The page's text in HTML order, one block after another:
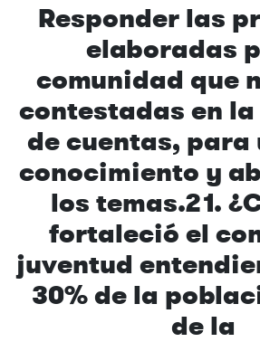
Responder las
elaboradas
comunidad que
contestadas en
de cuentas, para
conocimiento y
los temas.21.
fortaleció el
juventud
30% de la
de la